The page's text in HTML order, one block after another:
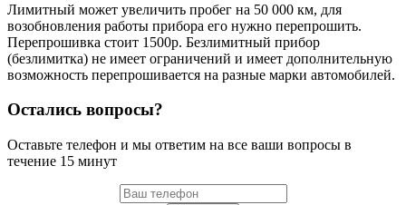
Лимитный может увеличить пробег на 50 000 км, для
возобновления работы прибора его нужно перепрошить.
Перепрошивка стоит 1500р. Безлимитный прибор
(безлимитка) не имеет ограничений и имеет дополнительную
возможность перепрошивается на разные марки автомобилей.
Остались вопросы?
Оставьте телефон и мы ответим на все ваши вопросы в
течение 15 минут